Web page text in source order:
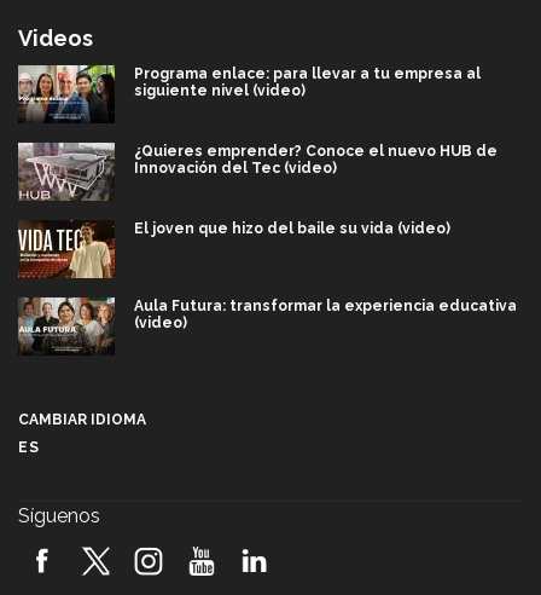
Videos
Programa enlace: para llevar a tu empresa al
siguiente nivel (video)
¿Quieres emprender? Conoce el nuevo HUB de
Innovación del Tec (video)
El joven que hizo del baile su vida (video)
Aula Futura: transformar la experiencia educativa
(video)
2026! (video)
CAMBIAR IDIOMA
ES
Síguenos